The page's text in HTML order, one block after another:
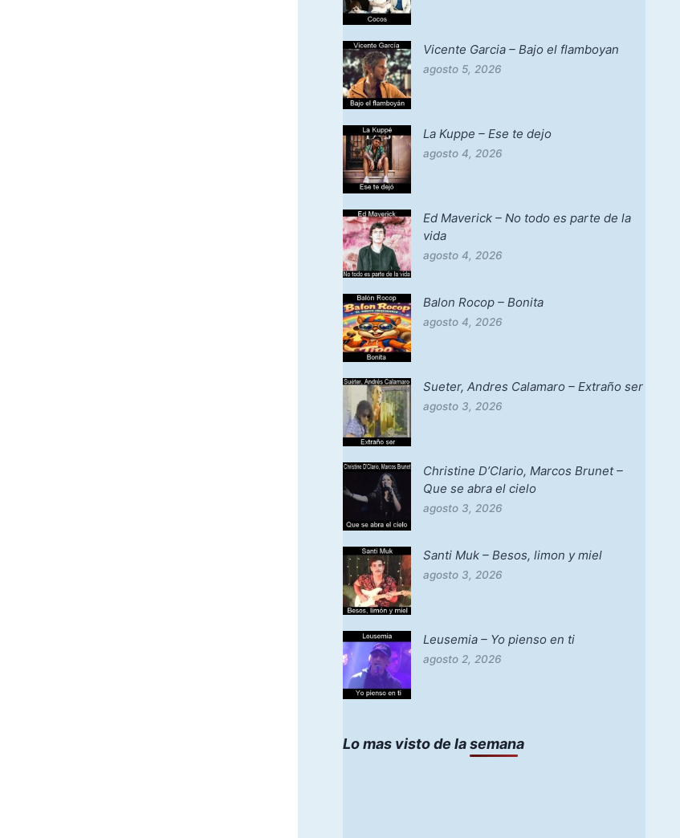
Vicente Garcia – Bajo el flamboyan
agosto 5, 2026
La Kuppe – Ese te dejo
agosto 4, 2026
Ed Maverick – No todo es parte de la
vida
agosto 4, 2026
Balon Rocop – Bonita
agosto 4, 2026
Sueter, Andres Calamaro – Extraño ser
agosto 3, 2026
Christine D’Clario, Marcos Brunet –
Que se abra el cielo
agosto 3, 2026
Santi Muk – Besos, limon y miel
agosto 3, 2026
Leusemia – Yo pienso en ti
agosto 2, 2026
Lo mas visto de la semana